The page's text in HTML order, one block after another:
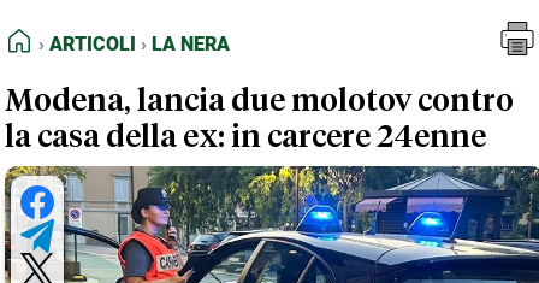
FEED RSS
NORMATIVE DEONTOLOGICHE
TERMINI e CONDIZIONI
HOME
ARTICOLI LA NERA
Modena, lancia due molotov contro
la casa della ex: in carcere 24enne